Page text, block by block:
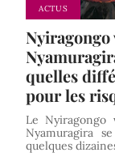
ACTUS
Nyiragongo
quelles
pour les
Le Nyiragongo
Nyamuragira
quelques